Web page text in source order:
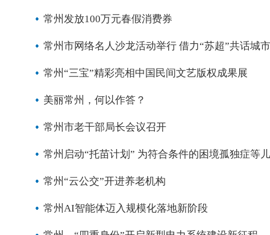
常州发放100万元春假消费券
常州市网络名人沙龙活动举行 借力“苏超”共话城
常州“三宝”精彩亮相中国民间文艺版权成果展
美丽常州，何以作答？
常州市老干部局长会议召开
常州启动“托苗计划” 为符合条件的困境孤独症等
常州“云公交”开进养老机构
常州AI智能体迈入规模化落地新阶段